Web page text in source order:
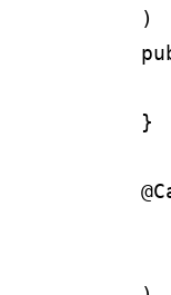
    )
    }